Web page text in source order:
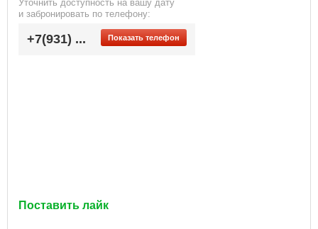
Уточнить доступность на вашу дату
и забронировать по телефону:
+7(931) ... Показать телефон
Поставить лайк